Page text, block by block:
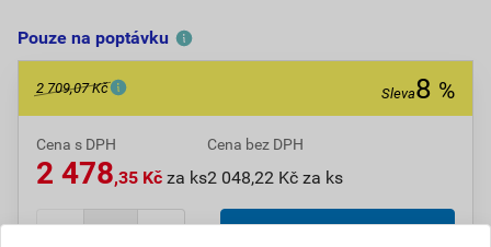
Pouze na poptávku
2 709,07 Kč Sleva8 %
Cena s DPH
2 478,35 Kč za ks
Cena bez DPH
2 048,22 Kč za ks